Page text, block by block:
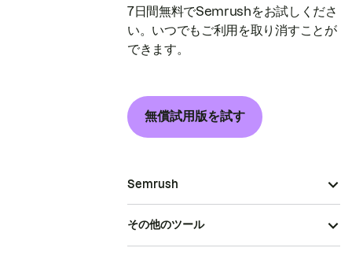
7日間無料でSemrushをお試しくださ
い。いつでもご利用を取り消すことが
できます。
無償試用版を試す
Semrush
その他のツール